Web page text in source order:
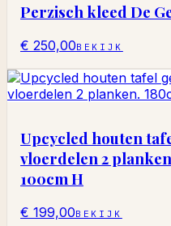
Perzisch kleed De
€ 250,00BEKIJK
Upcycled houten
vloerdelen 2
100cm H
€ 199,00BEKIJK